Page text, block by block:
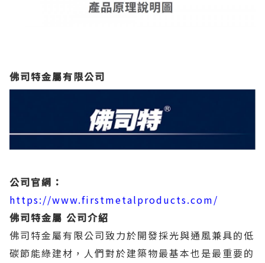
佛司特金屬有限公司
公司官網：
https://www.firstmetalproducts.com/
佛司特金屬 公司介紹
佛司特金屬有限公司致力於開發採光與通風兼具的低
碳節能綠建材，人們對於建築物最基本也是最重要的